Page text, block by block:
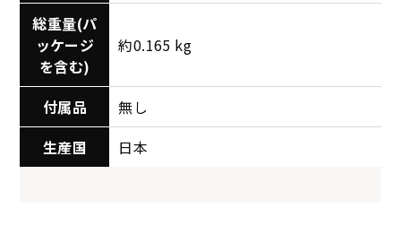
総重量(パ
ッケージ
を含む)
約0.165 kg
付属品
無し
生産国
日本